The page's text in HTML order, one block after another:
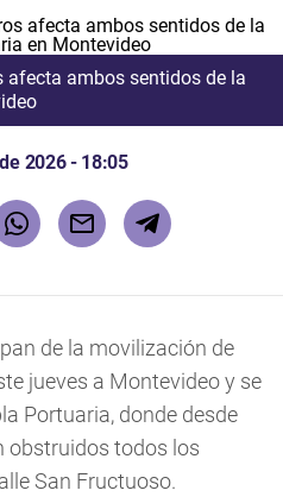
ambos sentidos de la
2026 - 18:05
de la movilización de
jueves a Montevideo y se
Portuaria, donde desde
obstruidos todos los
San Fructuoso.